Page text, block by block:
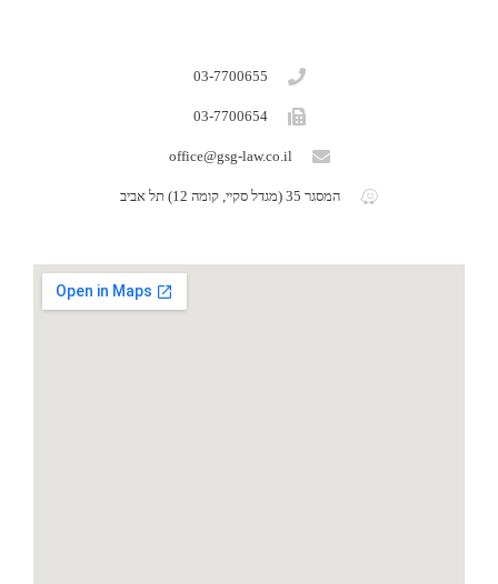
03-7700655
03-7700654
office@gsg-law.co.il
המסגר 35 (מגדל סקיי, קומה 12) תל אביב